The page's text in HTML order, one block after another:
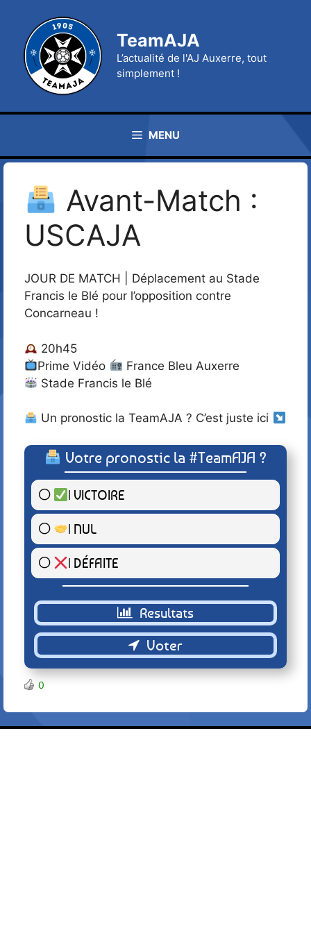
contenu
TeamAJA
L’actualité de l'AJ Auxerre, tout
simplement !
MENU
Avant-Match :
USCAJA
JOUR DE MATCH | Déplacement au Stade
Francis le Blé pour l’opposition contre
Concarneau !
20h45
Prime Vidéo
France Bleu Auxerre
Stade Francis le Blé
Un pronostic la TeamAJA ? C’est juste ici
Votre pronostic la #TeamAJA ?
| VICTOIRE
| NUL
| DÉFAITE
Retour
0